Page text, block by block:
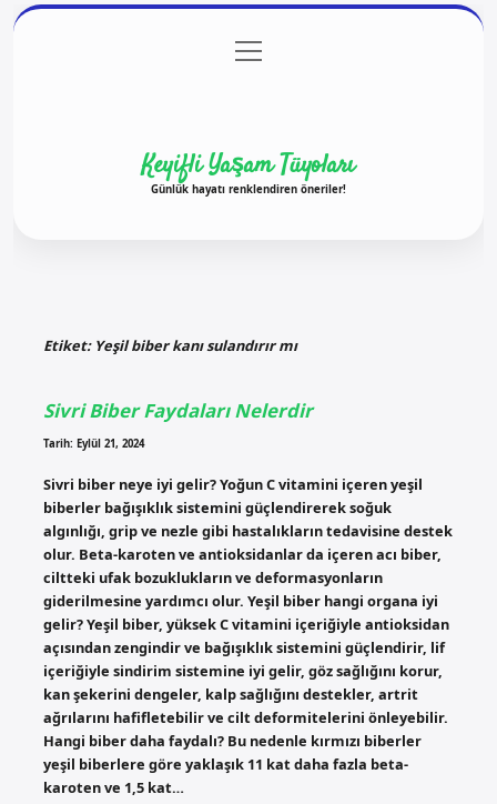
Gizlilik Politikası
menüyü
aç
Keyifli Yaşam Tüyoları
Günlük hayatı renklendiren öneriler!
Etiket: Yeşil biber kanı sulandırır mı
Sivri Biber Faydaları Nelerdir
Tarih: Eylül 21, 2024
Sivri biber neye iyi gelir? Yoğun C vitamini içeren yeşil
biberler bağışıklık sistemini güçlendirerek soğuk
algınlığı, grip ve nezle gibi hastalıkların tedavisine destek
olur. Beta-karoten ve antioksidanlar da içeren acı biber,
ciltteki ufak bozuklukların ve deformasyonların
giderilmesine yardımcı olur. Yeşil biber hangi organa iyi
gelir? Yeşil biber, yüksek C vitamini içeriğiyle antioksidan
açısından zengindir ve bağışıklık sistemini güçlendirir, lif
içeriğiyle sindirim sistemine iyi gelir, göz sağlığını korur,
kan şekerini dengeler, kalp sağlığını destekler, artrit
ağrılarını hafifletebilir ve cilt deformitelerini önleyebilir.
Hangi biber daha faydalı? Bu nedenle kırmızı biberler
yeşil biberlere göre yaklaşık 11 kat daha fazla beta-
karoten ve 1,5 kat…